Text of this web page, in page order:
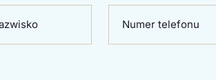
Numer telefonu